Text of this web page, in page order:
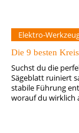
Elektro-
Die 9 besten
Suchst du die
Sägeblatt ruiniert
stabile Führung
worauf du wirklich